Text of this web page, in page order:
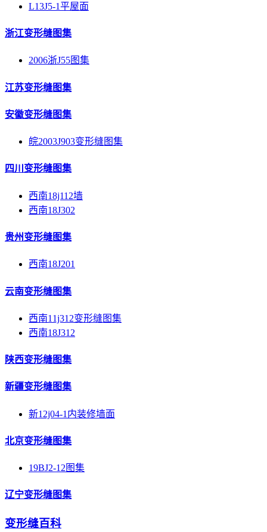
L13J5-1平屋面
浙江变形缝图集
2006浙J55图集
江苏变形缝图集
安徽变形缝图集
皖2003J903变形缝图集
四川变形缝图集
西南18j112墙
西南18J302
贵州变形缝图集
西南18J201
云南变形缝图集
西南11j312变形缝图集
西南18J312
陕西变形缝图集
新疆变形缝图集
新12j04-1内装修墙面
北京变形缝图集
19BJ2-12图集
辽宁变形缝图集
变形缝百科